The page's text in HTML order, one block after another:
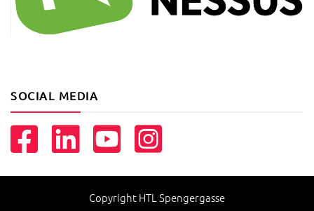
SOCIAL MEDIA
Copyright HTL Spengergasse